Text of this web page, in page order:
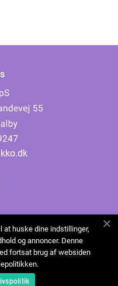
at huske dine indstillinger,
og annoncer. Denne
fortsat brug af websiden